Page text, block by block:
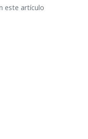
este artículo